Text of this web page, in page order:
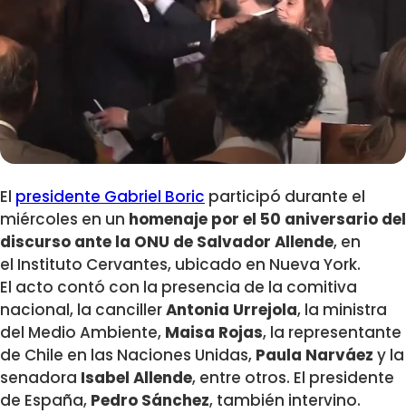
El presidente Gabriel Boric participó durante el
miércoles en un homenaje por el 50 aniversario del
discurso ante la ONU de Salvador Allende, en
el Instituto Cervantes, ubicado en Nueva York.
El acto contó con la presencia de la comitiva
nacional, la cancillerAntonia Urrejola, la ministra
del Medio Ambiente, Maisa Rojas, la representante
de Chile en las Naciones Unidas, Paula Narváez y la
senadora Isabel Allende, entre otros. El presidente
de España, Pedro Sánchez, también intervino.